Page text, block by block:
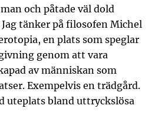
och påtade väl dold
tänker på filosofen Michel
en plats som speglar
genom att vara
av människan som
Exempelvis en trädgård.
uteplats bland uttryckslösa